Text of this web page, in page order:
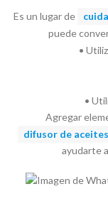
Es un lugar de
puede
•
•
Agregar
difusor de
ayudarte